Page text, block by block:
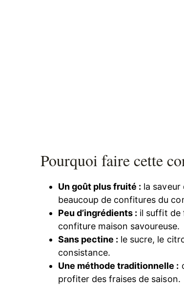
Pourquoi faire cette
Un goût plus fruité : la saveur
beaucoup de confitures du
Peu d’ingrédients : il suffit de
confiture maison savoureuse.
Sans pectine : le sucre, le
consistance.
Une méthode traditionnelle :
profiter des fraises de saison.